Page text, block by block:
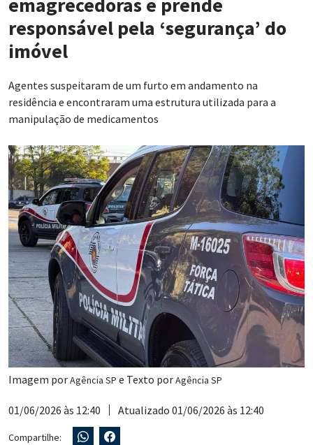
emagrecedoras e prende
responsável pela ‘segurança’ do
imóvel
Agentes suspeitaram de um furto em andamento na
residência e encontraram uma estrutura utilizada para a
manipulação de medicamentos
Imagem porAgência SP e Texto porAgência SP
01/06/2026 às 12:40 Atualizado 01/06/2026 às 12:40
Compartilhe: